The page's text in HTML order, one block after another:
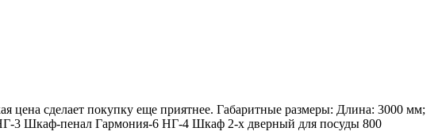
цена сделает покупку еще приятнее. Габаритные размеры: Длина: 3000 мм;
3 Шкаф-пенал Гармония-6 НГ-4 Шкаф 2-х дверный для посуды 800